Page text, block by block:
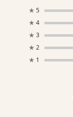
★ 5
★ 4
★ 3
★ 2
★ 1